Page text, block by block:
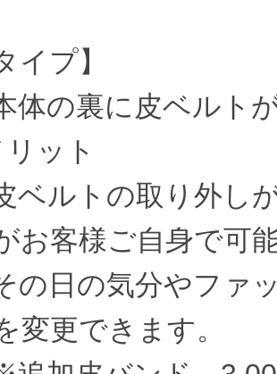
イプ】
体の裏に皮ベルト
ット
トの取り外しが
お客様ご自身で可
の気分やファッ
変更できます。